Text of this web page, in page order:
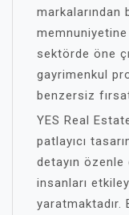
memnuniyetine
sektörde öne
gayrimenkul
benzersiz
YES Real
patlayıcı
detayın
insanları
yaratmaktadır.